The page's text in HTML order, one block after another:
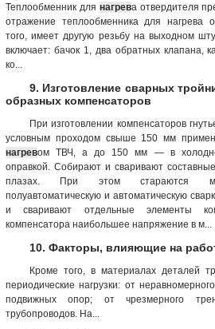
Теплообменник для нагрева отвердителя
отражение теплообменника для нагрева
того, имеет другую резьбу на выходном
включает: бачок 1, два обратных клапана,
ко...
9. Изготовление сварных
образных компенсаторов
При изготовлении компенсаторов
условным проходом свыше 150 мм
нагревом ТВЧ, а до 150 мм — в
оправкой. Собирают и сваривают
плазах. При этом стараются
полуавтоматическую и автоматическую
и сваривают отдельные элементы
компенсатора наибольшее напряжение в м...
10. Факторы, влияющие на
Кроме того, в материалах деталей
периодические нагрузки: от неравномерного
подвижных опор; от чрезмерного
трубопроводов. На...